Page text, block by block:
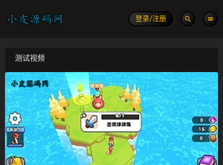
登录/注册
测试视频